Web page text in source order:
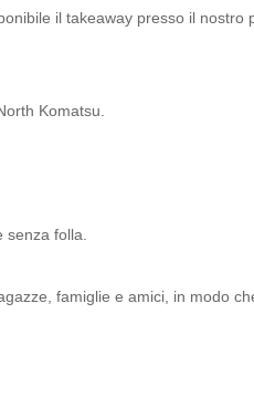
il takeaway presso il nostro
Komatsu.
senza folla.
famiglie e amici, in modo